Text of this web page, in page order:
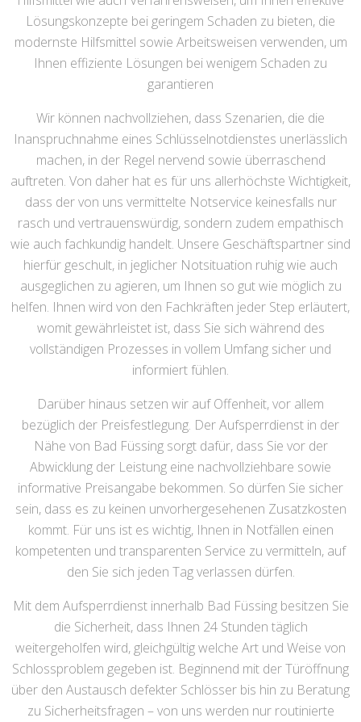
Lösungskonzepte bei geringem Schaden zu bieten, die
modernste Hilfsmittel sowie Arbeitsweisen verwenden, um
Ihnen effiziente Lösungen bei wenigem Schaden zu
garantieren
Wir können nachvollziehen, dass Szenarien, die die
Inanspruchnahme eines Schlüsselnotdienstes unerlässlich
machen, in der Regel nervend sowie überraschend
auftreten. Von daher hat es für uns allerhöchste Wichtigkeit,
dass der von uns vermittelte Notservice keinesfalls nur
rasch und vertrauenswürdig, sondern zudem empathisch
wie auch fachkundig handelt. Unsere Geschäftspartner sind
hierfür geschult, in jeglicher Notsituation ruhig wie auch
ausgeglichen zu agieren, um Ihnen so gut wie möglich zu
helfen. Ihnen wird von den Fachkräften jeder Step erläutert,
womit gewährleistet ist, dass Sie sich während des
vollständigen Prozesses in vollem Umfang sicher und
informiert fühlen.
Darüber hinaus setzen wir auf Offenheit, vor allem
bezüglich der Preisfestlegung. Der Aufsperrdienst in der
Nähe von Bad Füssing sorgt dafür, dass Sie vor der
Abwicklung der Leistung eine nachvollziehbare sowie
informative Preisangabe bekommen. So dürfen Sie sicher
sein, dass es zu keinen unvorhergesehenen Zusatzkosten
kommt. Für uns ist es wichtig, Ihnen in Notfällen einen
kompetenten und transparenten Service zu vermitteln, auf
den Sie sich jeden Tag verlassen dürfen.
Mit dem Aufsperrdienst innerhalb Bad Füssing besitzen Sie
die Sicherheit, dass Ihnen 24 Stunden täglich
weitergeholfen wird, gleichgültig welche Art und Weise von
Schlossproblem gegeben ist. Beginnend mit der Türöffnung
über den Austausch defekter Schlösser bis hin zu Beratung
zu Sicherheitsfragen – von uns werden nur routinierte